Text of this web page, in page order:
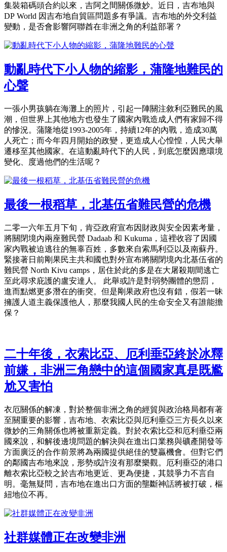
集裝箱碼頭合約以來，吉阿之間關係微妙。近日，吉布地與
DP World 因吉布地自貿區問題多有爭議。吉布地的外交利益
變動，是否會影響阿聯酋在非洲之角的利益部署？
動亂時代下小人物的縮影，蒲隆地難民的
心聲
一張小男孩躺在海灘上的照片，引起一陣關注敘利亞難民的風
潮，但世界上其他地方也發生了國家內戰造成人們有家歸不得
的慘況。蒲隆地從1993-2005年，持續12年的內戰，造成30萬
人死亡；而今年四月開始的政變，更造成人心惶惶，人民大舉
遷移至其他國家。在這動亂時代下的人民，到底怎麼因應環境
變化、度過他們的生活呢？
最後一根稻草，北基伍省難民營的危機
二零一六年五月下旬，肯亞政府宣布因財政與安全因素考量，
將關閉境內兩座難民營 Dadaab 和 Kukuma，這裡收容了因國
家內戰被迫逃往的無辜百姓，多數來自索馬利亞以及南蘇丹。
緊接著日前剛果民主共和國也對外宣布將關閉境內北基伍省的
難民營 North Kivu camps，居住於此的多是在大屠殺期間逃亡
至此尋求庇護的盧安達人。 此舉或許是對弱勢團體的懲罰，
進而點燃更多潛在的衝突。但是剛果政府也沒有錯，假若一昧
擁護人道主義保護他人，那麼我國人民的生命安全又有誰能擔
保？
二十年後，衣索比亞、厄利垂亞終於冰釋
前嫌，非洲三角戀中的這個國家真是既尷
尬又害怕
衣厄關係的解凍，對於整個非洲之角的經貿與政治格局都有著
至關重要的影響，吉布地、衣索比亞與厄利垂亞三方長久以來
微妙的三角關係也將被重新定義。對於衣索比亞和厄利垂亞兩
國來說，和解後邊境問題的解決與在進出口業務與礦產開發等
方面廣泛的合作前景將為兩國提供絕佳的雙贏機會。但對它們
的鄰國吉布地來說，形勢或許沒有那麼樂觀。厄利垂亞的港口
離衣索比亞較之於吉布地更近、更為便捷，其競爭力不言自
明。毫無疑問，吉布地​​在進出口方面的壟斷神話將被打破，樞
紐地位不再。
社群媒體正在改變非洲